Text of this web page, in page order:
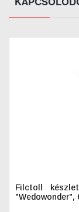
Filctoll
"Wedowonder",